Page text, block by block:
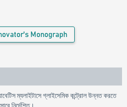
Monograph
ম্যলাইটাসে গ্লাইসেমিক কন্ট্রোল উন্নত করতে